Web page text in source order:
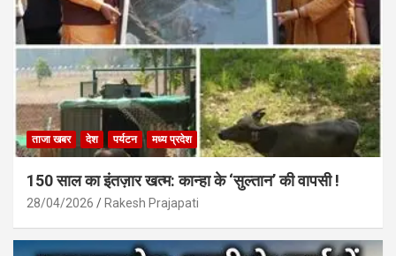
ताजा खबर देश पर्यटन मध्य प्रदेश
150 साल का इंतज़ार खत्म: कान्हा के ‘सुल्तान’ की वापसी !
28/04/2026 Rakesh Prajapati